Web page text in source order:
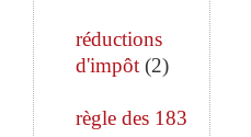
réductions
d'impôt (2)
règle des 183